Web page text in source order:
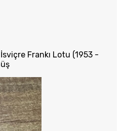
Frankı Lotu (1953 -